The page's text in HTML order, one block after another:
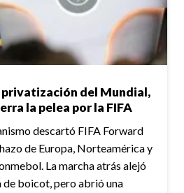
del Mundial,
la pelea por la FIFA
descartó FIFA Forward
de Europa, Norteamérica y
La marcha atrás alejó
de boicot, pero abrió una